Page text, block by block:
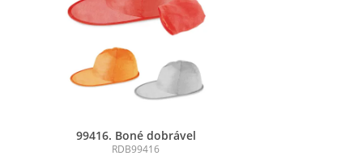
99416. Boné dobrável
RDB99416